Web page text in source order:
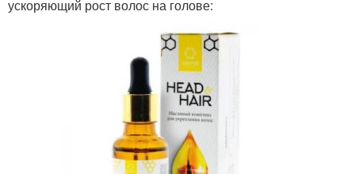
ускоряющий рост волос на голове: